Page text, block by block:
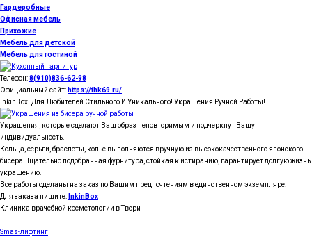
Гардеробные
Офисная мебель
Прихожие
Мебель для детской
Мебель для гостиной
Телефон:8(910)836-62-98
Официальный сайт: https://fhk69.ru/
InkinBox. Для Любителей Стильного И Уникального! Украшения Ручной Работы!
Украшения, которые сделают Ваш образ неповторимым и подчеркнут Вашу
индивидуальность.
Кольца, серьги, браслеты, колье выполняются вручную из высококачественного японского
бисера. Тщательно подобранная фурнитура, стойкая к истиранию, гарантирует долгую жизнь
украшению.
Все работы сделаны на заказ по Вашим предпочтениям в единственном экземпляре.
Для заказа пишите: InkinBox
Клиника врачебной косметологии в Твери
Smas-лифтинг